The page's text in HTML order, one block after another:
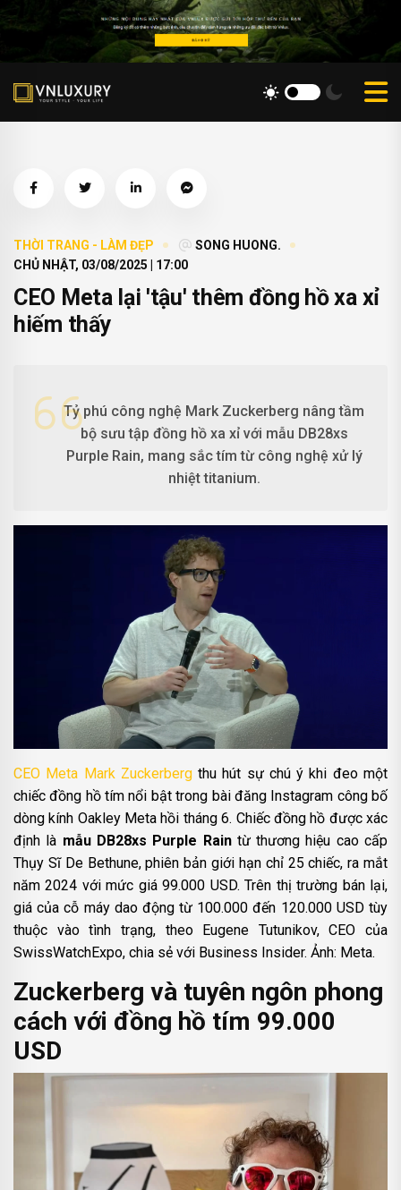
THỜI TRANG - LÀM ĐẸP
SONG HUONG.
CHỦ NHẬT, 03/08/2025 | 17:00
CEO Meta lại 'tậu' thêm đồng hồ xa xỉ
hiếm thấy
Tỷ phú công nghệ Mark Zuckerberg nâng tầm
bộ sưu tập đồng hồ xa xỉ với mẫu DB28xs
Purple Rain, mang sắc tím từ công nghệ xử lý
nhiệt titanium.
CEO Meta Mark Zuckerbergthu hút sự chú ý khi đeo một
chiếc đồng hồ tím nổi bật trong bài đăng Instagram công bố
dòng kính Oakley Meta hồi tháng 6. Chiếc đồng hồ được xác
định là mẫu DB28xs Purple Raintừ thương hiệu cao cấp
Thụy Sĩ De Bethune, phiên bản giới hạn chỉ 25 chiếc, ra mắt
năm 2024 với mức giá 99.000 USD. Trên thị trường bán lại,
giá của cỗ máy dao động từ 100.000 đến 120.000 USD tùy
thuộc vào tình trạng, theo Eugene Tutunikov, CEO của
SwissWatchExpo, chia sẻ với Business Insider. Ảnh: Meta.
Zuckerberg và tuyên ngôn phong
cách với đồng hồ tím 99.000
USD